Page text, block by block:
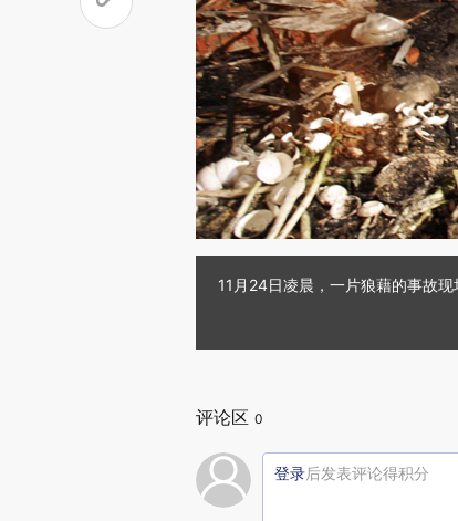
11月24日凌晨，一片狼藉的事故
评论区 0
登录后发表评论得积分